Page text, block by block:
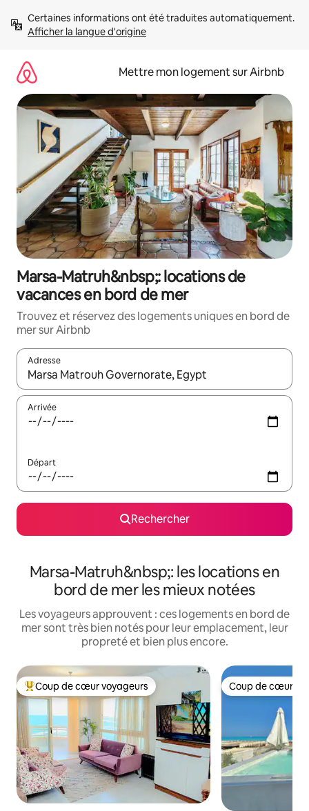
directement
Afficher la langue d'origine
Mettre mon logement sur Airbnb
Marsa-Matruh&nbsp;: locations de
vacances en bord de mer
Trouvez et réservez des logements uniques en bord de
mer sur Airbnb
Adresse
Lorsque les résultats s'affichent, utilisez les flèches vers le
Arrivée
Départ
Rechercher
Marsa-Matruh&nbsp;: les locations en
bord de mer les mieux notées
Les voyageurs approuvent : ces logements en bord de
mer sont très bien notés pour leur emplacement, leur
propreté et bien plus encore.
Coups de cœur voyageurs les plus appréciés
Coup de cœur voyageurs Coup de cœur
Coup de cœur